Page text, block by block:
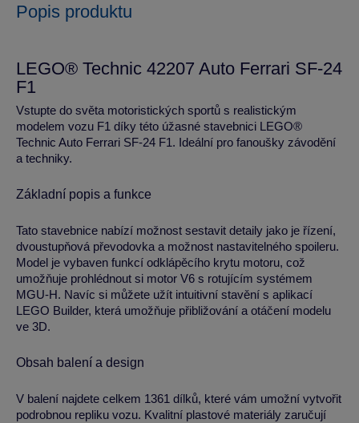
Popis produktu
LEGO® Technic 42207 Auto Ferrari SF-24
F1
Vstupte do světa motoristických sportů s realistickým
modelem vozu F1 díky této úžasné stavebnici LEGO®
Technic Auto Ferrari SF-24 F1. Ideální pro fanoušky závodění
a techniky.
Základní popis a funkce
Tato stavebnice nabízí možnost sestavit detaily jako je řízení,
dvoustupňová převodovka a možnost nastavitelného spoileru.
Model je vybaven funkcí odklápěcího krytu motoru, což
umožňuje prohlédnout si motor V6 s rotujícím systémem
MGU-H. Navíc si můžete užít intuitivní stavění s aplikací
LEGO Builder, která umožňuje přibližování a otáčení modelu
ve 3D.
Obsah balení a design
V balení najdete celkem 1361 dílků, které vám umožní vytvořit
podrobnou repliku vozu. Kvalitní plastové materiály zaručují